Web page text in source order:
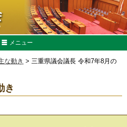
メニュー
な動き > 三重県議会議長 令和7年8月の
き